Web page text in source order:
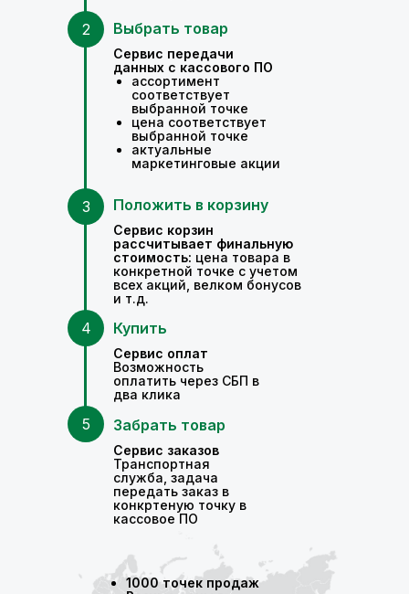
Выбрать товар
Сервис передачи
данных с кассового ПО
ассортимент
соответствует
выбранной точке
цена соответствует
выбранной точке
актуальные
маркетинговые акции
Положить в корзину
Сервис корзин
рассчитывает финальную
стоимость: цена товара в
конкретной точке с учетом
всех акций, велком бонусов
и т.д.
1000 точек продаж
Купить
Сервис оплат
Возможность
оплатить через СБП в
два клика
2
3
4
Забрать товар
Сервис заказов
Транспортная
служба, задача
передать заказ в
конкртеную точку в
кассовое ПО
5